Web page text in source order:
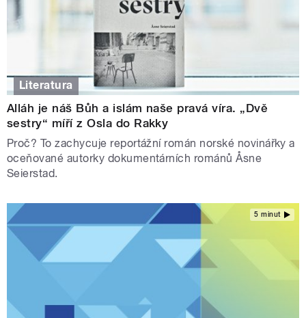
Literatura
Alláh je náš Bůh a islám naše pravá víra. „Dvě
sestry“ míří z Osla do Rakky
Proč? To zachycuje reportážní román norské novinářky a
oceňované autorky dokumentárních románů Åsne
Seierstad.
5 minut